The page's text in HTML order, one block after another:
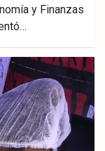
y Finanzas